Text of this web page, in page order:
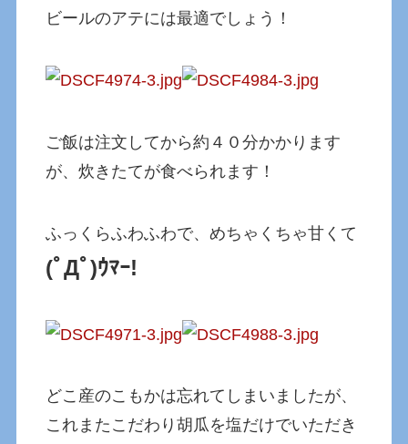
ビールのアテには最適でしょう！
ご飯は注文してから約４０分かかります
が、炊きたてが食べられます！
ふっくらふわふわで、めちゃくちゃ甘くて
(ﾟДﾟ)ｳﾏｰ!
どこ産のこもかは忘れてしまいましたが、
これまたこだわり胡瓜を塩だけでいただき